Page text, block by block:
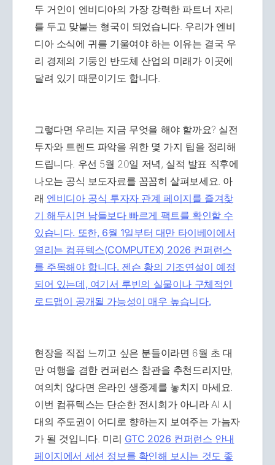
두 거인이 엔비디아의 가장 강력한 파트너 자리
를 두고 맞붙는 형국이 되었습니다. 우리가 엔비
디아 소식에 귀를 기울여야 하는 이유는 결국 우
리 경제의 기둥인 반도체 산업의 미래가 이곳에
달려 있기 때문이기도 합니다.
그렇다면 우리는 지금 무엇을 해야 할까요? 실전
투자와 트렌드 파악을 위한 몇 가지 팁을 정리해
드립니다. 우선 5월 20일 저녁, 실적 발표 직후에
나오는 공식 보도자료를 꼼꼼히 살펴보세요. 아
래 엔비디아 공식 투자자 관계 페이지를 즐겨찾
기 해두시면 남들보다 빠르게 팩트를 확인할 수
있습니다. 또한, 6월 1일부터 대만 타이베이에서
열리는 컴퓨텍스(COMPUTEX) 2026 컨퍼런스
를 주목해야 합니다. 젠슨 황의 기조연설이 예정
되어 있는데, 여기서 루빈의 실물이나 구체적인
로드맵이 공개될 가능성이 매우 높습니다.
현장을 직접 느끼고 싶은 분들이라면 6월 초 대
만 여행을 겸한 컨퍼런스 참관을 추천드리지만,
여의치 않다면 온라인 생중계를 놓치지 마세요.
이번 컴퓨텍스는 단순한 전시회가 아니라 AI 시
대의 주도권이 어디로 향하는지 보여주는 가늠자
가 될 것입니다. 미리 GTC 2026 컨퍼런스 안내
페이지에서 세션 정보를 확인해 보시는 것도 좋